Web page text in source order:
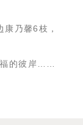
康乃馨6枝，
的彼岸……